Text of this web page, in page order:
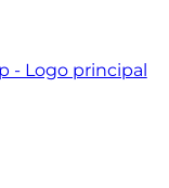
- Logo principal